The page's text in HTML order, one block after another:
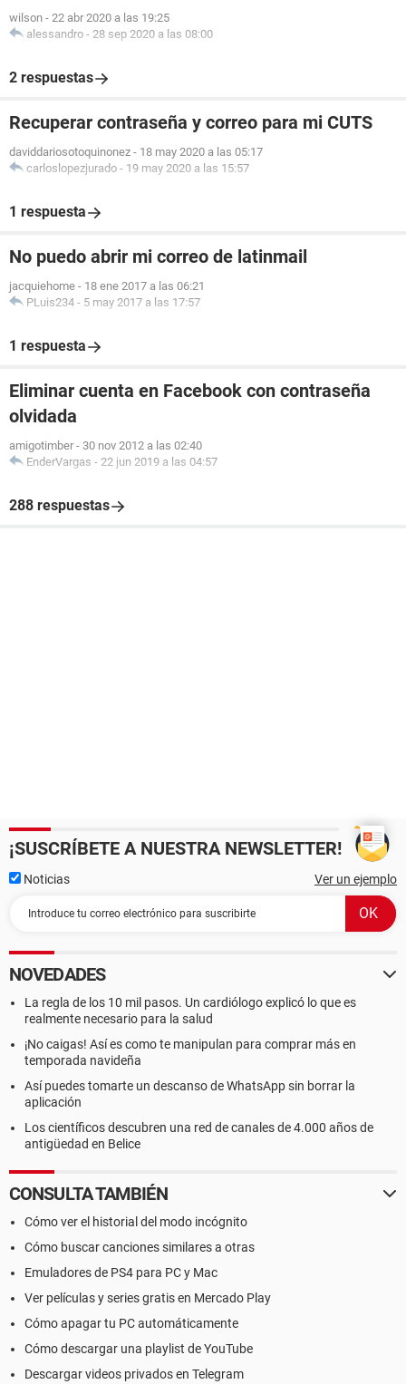
wilson - 22 abr 2020 a las 19:25
alessandro - 28 sep 2020 a las 08:00
2 respuestas
Recuperar contraseña y correo para mi CUTS
daviddariosotoquinonez - 18 may 2020 a las 05:17
carloslopezjurado - 19 may 2020 a las 15:57
1 respuesta
No puedo abrir mi correo de latinmail
jacquiehome - 18 ene 2017 a las 06:21
PLuis234 - 5 may 2017 a las 17:57
1 respuesta
Eliminar cuenta en Facebook con contraseña
olvidada
amigotimber - 30 nov 2012 a las 02:40
EnderVargas - 22 jun 2019 a las 04:57
288 respuestas
¡SUSCRÍBETE A NUESTRA NEWSLETTER!
Noticias Ver un ejemplo
NOVEDADES
La regla de los 10 mil pasos. Un cardiólogo explicó lo que es
realmente necesario para la salud
¡No caigas! Así es como te manipulan para comprar más en
temporada navideña
Así puedes tomarte un descanso de WhatsApp sin borrar la
aplicación
Los científicos descubren una red de canales de 4.000 años de
antigüedad en Belice
CONSULTA TAMBIÉN
Cómo ver el historial del modo incógnito
Cómo buscar canciones similares a otras
Emuladores de PS4 para PC y Mac
Ver películas y series gratis en Mercado Play
Cómo apagar tu PC automáticamente
Cómo descargar una playlist de YouTube
Descargar videos privados en Telegram